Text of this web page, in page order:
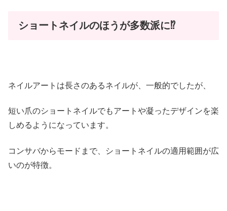
ショートネイルのほうが多数派に⁉︎
ネイルアートは長さのあるネイルが、一般的でしたが、
短い爪のショートネイルでもアートや凝ったデザインを楽
しめるようになっています。
コンサバからモードまで、ショートネイルの適用範囲が広
いのが特徴。